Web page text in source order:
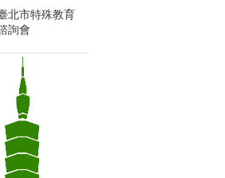
北市特殊教育
詢會